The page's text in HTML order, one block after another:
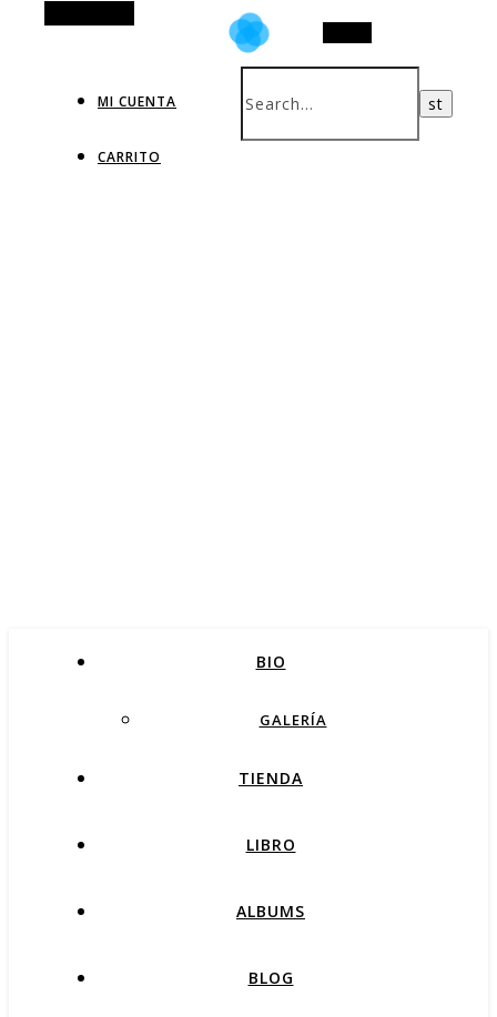
MI CUENTA
CARRITO
BIO
GALERÍA
TIENDA
LIBRO
ALBUMS
BLOG